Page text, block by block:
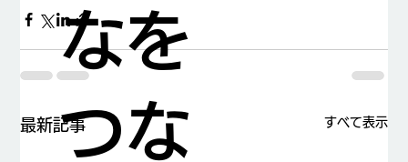
なを
つな
最新記事 すべて表示